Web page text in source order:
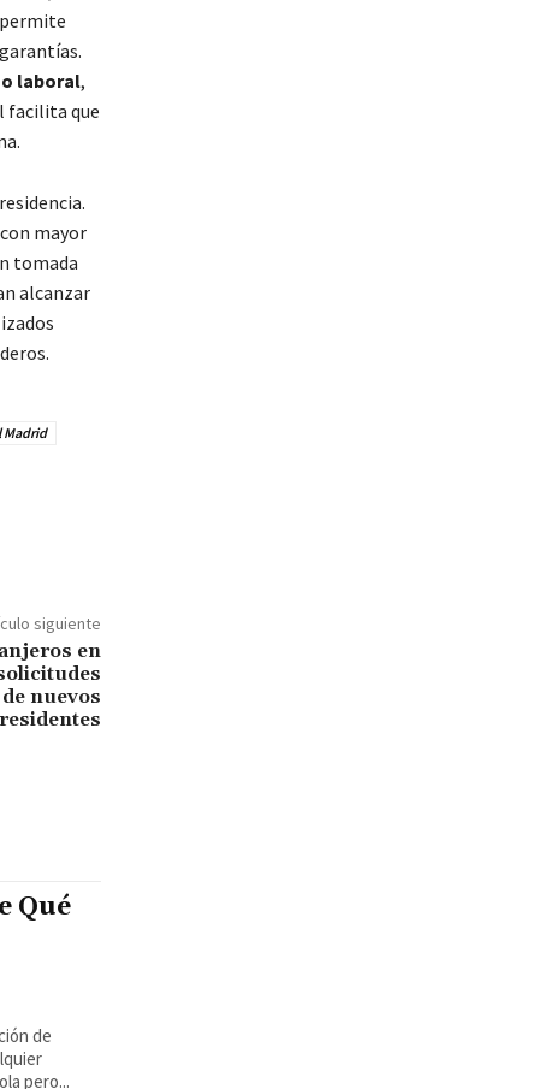
laboral,
facilita que
mayor
tomada
alcanzar
Madrid
siguiente
en
nuevos
residentes
Qué
de
pero...